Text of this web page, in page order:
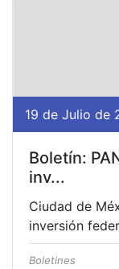
19 de Julio de
Boletín:
inv...
Ciudad de
inversión
Boletines